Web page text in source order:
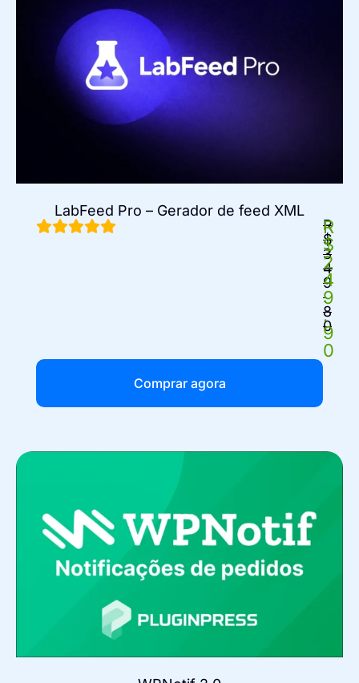
LabFeed Pro – Gerador de feed XML
R
$
3
4
9
.
8
0
R
$
2
4
9
.
9
0
Comprar agora